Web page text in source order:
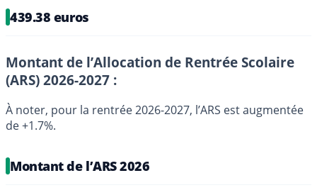
439.38 euros
Montant de l’Allocation de Rentrée Scolaire
(ARS) 2026-2027 :
À noter, pour la rentrée 2026-2027, l’ARS est augmentée
de +1.7%.
Montant de l’ARS 2026